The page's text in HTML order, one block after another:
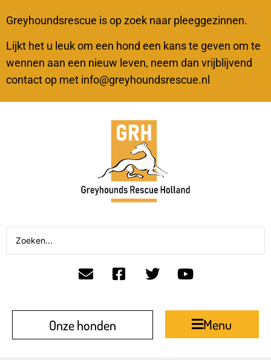
Greyhoundsrescue is op zoek naar pleeggezinnen.
Lijkt het u leuk om een hond een kans te geven om te
wennen aan een nieuw leven, neem dan vrijblijvend
contact op met info@greyhoundsrescue.nl
Onze honden Menu